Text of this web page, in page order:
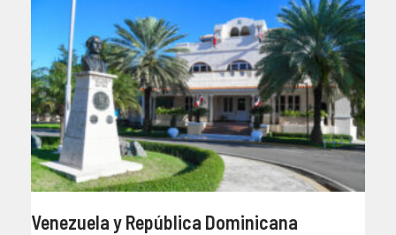
Venezuela y República Dominicana